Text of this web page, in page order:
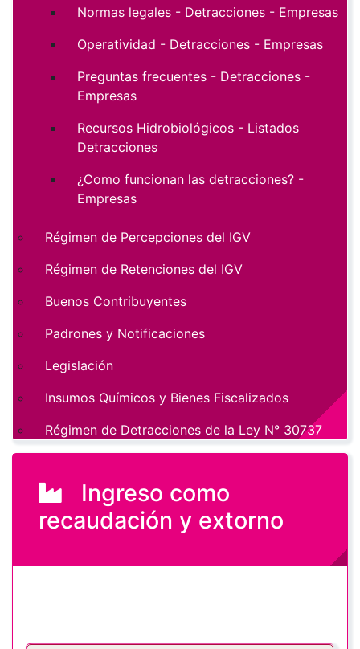
Ingreso como
recaudación y extorno
Normas legales - Detracciones - Empresas
Operatividad - Detracciones - Empresas
Preguntas frecuentes - Detracciones -
Empresas
Recursos Hidrobiológicos - Listados
Detracciones
¿Como funcionan las detracciones? -
Empresas
Régimen de Percepciones del IGV
Régimen de Retenciones del IGV
Buenos Contribuyentes
Padrones y Notificaciones
Legislación
Insumos Químicos y Bienes Fiscalizados
Régimen de Detracciones de la Ley N° 30737